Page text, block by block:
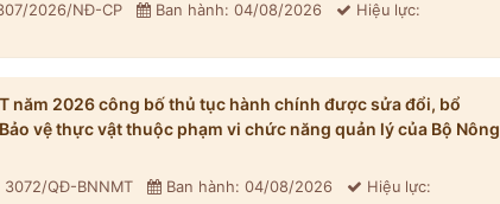
2026/NĐ-CP Ban hành: 04/08/2026 Hiệu lực:
năm 2026 công bố thủ tục hành chính được sửa đổi, bổ
vệ thực vật thuộc phạm vi chức năng quản lý của Bộ Nông
3072/QĐ-BNNMT Ban hành: 04/08/2026 Hiệu lực: